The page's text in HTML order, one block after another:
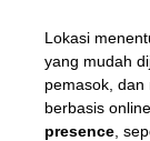
Lokasi
yang mudah
pemasok, dan
berbasis
presence,